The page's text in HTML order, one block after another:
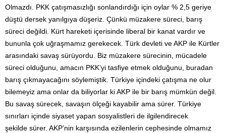
Olmazdı. PKK çatışmasızlığı sonlandırdığı için oylar % 2,5 geriye
düştü dersek yanılgıya düşeriz. Çünkü müzakere süreci, barış
süreci değildi. Kürt hareketi içerisinde liberal bir kanat vardır ve
bununla çok uğraşmamız gerekecek. Türk devleti ve AKP ile Kürtler
arasındaki savaş sürüyordu. Biz müzakere sürecinin, mücadele
süreci olduğunu, amacın PKK’yi tasfiye etmek olduğunu, buradan
barış çıkmayacağını söylemiştik. Türkiye içindeki çatışma ne olur
bilemeyiz ama onlar da biliyorlar ki AKP ile bir barış mümkün değil.
Bu savaş sürecek, savaşın ölçeği kayabilir ama sürer. Türkiye
sınırları içinde siyaset yapan sosyalistleri de ilgilendirecek
şekilde sürer. AKP’nin karşısında ezilenlerin cephesinde olmamız